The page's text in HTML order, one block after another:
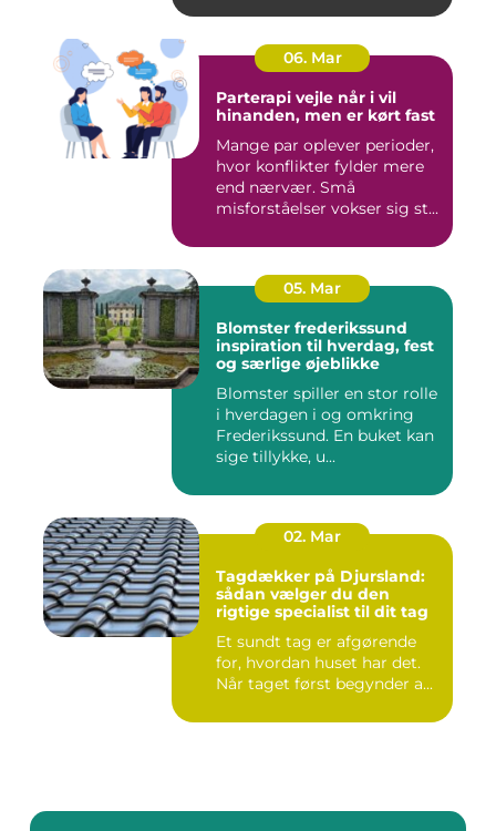
06. Mar
Parterapi vejle når i vil
hinanden, men er kørt fast
Mange par oplever perioder,
hvor konflikter fylder mere
end nærvær. Små
misforståelser vokser sig st...
05. Mar
Blomster frederikssund
inspiration til hverdag, fest
og særlige øjeblikke
Blomster spiller en stor rolle
i hverdagen i og omkring
Frederikssund. En buket kan
sige tillykke, u...
02. Mar
Tagdækker på Djursland:
sådan vælger du den
rigtige specialist til dit tag
Et sundt tag er afgørende
for, hvordan huset har det.
Når taget først begynder a...